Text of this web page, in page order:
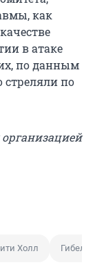
как
в атаке
по данным
стреляли по
Холл Гибель